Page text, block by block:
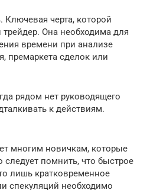
черта, которой
Она необходима для
времени при анализе
премаркета сделок или
рядом нет руководящего
к действиям.
многим новичкам, которые
следует помнить, что быстрое
лишь кратковременное
спекуляций необходимо